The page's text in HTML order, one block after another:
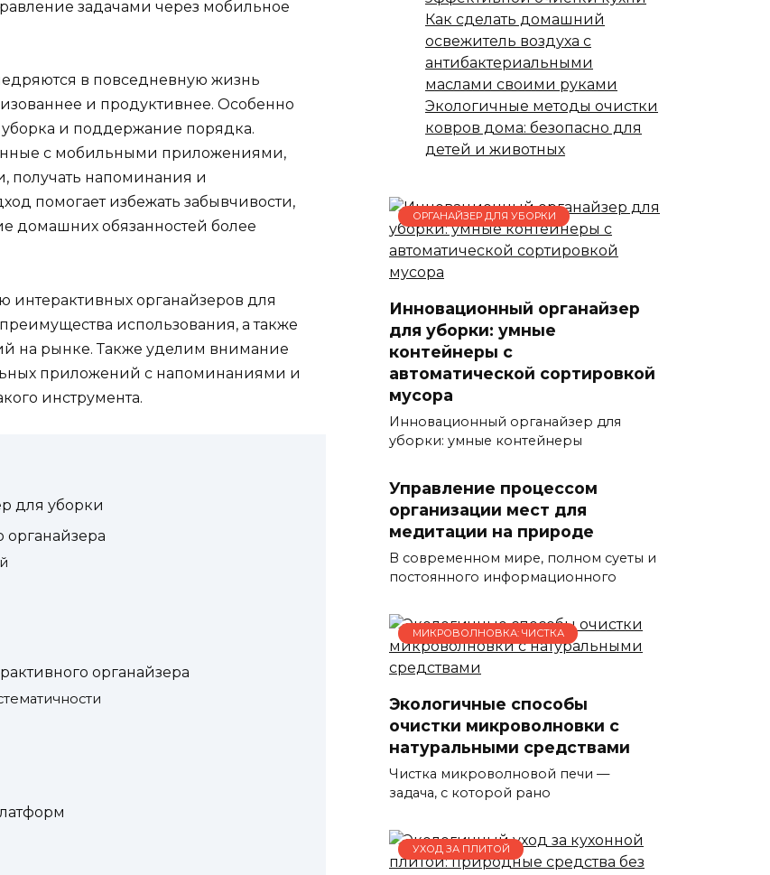
задачами через мобильное
в повседневную жизнь
и продуктивнее. Особенно
уборка и поддержание порядка.
с мобильными приложениями,
получать напоминания и
помогает избежать забывчивости,
домашних обязанностей более
органайзеров для
использования, а также
на рынке. Также уделим внимание
приложений с напоминаниями и
инструмента.
для уборки
органайзера
Как сделать домашний
освежитель воздуха с
антибактериальными
маслами своими руками
Экологичные методы очистки
ковров дома: безопасно для
детей и животных
ОРГАНАЙЗЕР ДЛЯ УБОРКИ
Инновационный органайзер
для уборки: умные
контейнеры с
автоматической сортировкой
мусора
Инновационный органайзер для
уборки: умные контейнеры
Управление процессом
организации мест для
медитации на природе
В современном мире, полном суеты и
постоянного информационного
МИКРОВОЛНОВКА: ЧИСТКА
Экологичные способы
очистки микроволновки с
натуральными средствами
Чистка микроволновой печи —
задача, с которой рано
УХОД ЗА ПЛИТОЙ